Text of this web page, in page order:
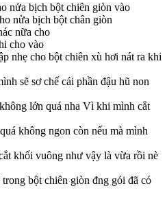
nửa bịch bột chiên giòn vào
nửa bịch bột chân giòn
nữa cho
cho vào
nhẹ cho bột chiên xù hơi nát ra khi
sẽ sơ chế cái phần đậu hũ non
lớn quá nha Vì khi mình cắt
không ngon còn nếu mà mình
khối vuông như vậy là vừa rồi nè
bột chiên giòn đng gói đã có